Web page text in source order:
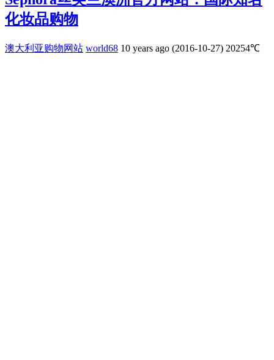
化妆品购物
澳大利亚购物网站 world68 10 years ago (2016-10-27) 20254℃